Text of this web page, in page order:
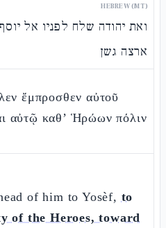
HEBREW (MT)
ואת יהודה שלח לפניו אל
ארצה גשן
ἔμπροσθεν αὐτοῦ
αὐτῷ καθ’ Ἡρώων πόλιν
of him to Yosèf, to
of the Heroes, toward